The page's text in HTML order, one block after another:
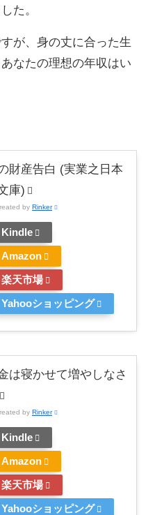
た。
が、身の丈に合った生
なたの理想の年収はい
財産告白 (実業之日本
庫)
by Rinker
Kindle
Amazon
楽天市場
Yahooショッピング
は寝かせて増やしなさ
by Rinker
Kindle
Amazon
楽天市場
Yahooショッピング